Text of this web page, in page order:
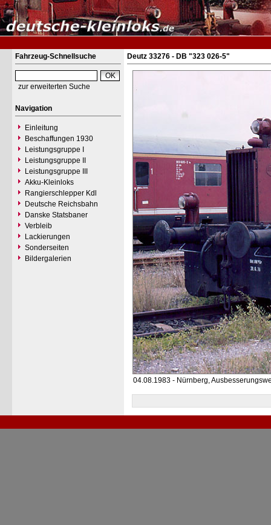
Fahrzeug-Schnellsuche
zur erweiterten Suche
Navigation
Einleitung
Beschaffungen 1930
Leistungsgruppe I
Leistungsgruppe II
Leistungsgruppe III
Akku-Kleinloks
Rangierschlepper Kdl
Deutsche Reichsbahn
Danske Statsbaner
Verbleib
Lackierungen
Sonderseiten
Bildergalerien
Deutz 33276 - DB "323 026-5"
04.08.1983 - Nürnberg,